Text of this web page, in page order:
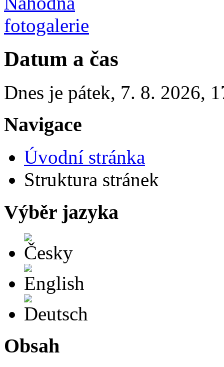
Datum a čas
Dnes je pátek, 7. 8. 2026,
Navigace
Úvodní stránka
Struktura stránek
Výběr jazyka
Obsah